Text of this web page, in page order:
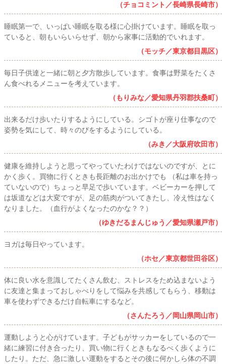
（チョコミント／長崎県長崎市）
睡眠第一で、いっぱい睡眠を取る様に心掛けています。睡眠を取っ
ていると、朝もいらいらせず、朝から家事に活動的でいれます。
（モッチ／東京都目黒区）
毎日子供達と一緒に朝と夕方散歩しています。食事は野菜をたくさ
ん食べれるメニューを考えています。
（もりみな／愛知県丹羽郡扶桑町）
出来るだけ歩いたりするようにしている。シゴトが座り仕事なので
姿勢を気にして、時々のびをするようにしている。
（みき／大阪府吹田市）
健康を維持しようと思ってやっていたわけではないのですが、とに
かく歩く。買物に行くときも長距離のお出かけでも （私は車を持っ
ていないので）ちょっと早足で歩いています。ベビーカーを押して
は坂道などは大変ですが、足の筋肉がついてきたし、冷え性はなく
なりました。（血行がよくなったのかな？？）
（ゆきだるまんじゅう／愛知県瀬戸市）
ヨガは毎日やっています。
（ホセ／東京都世田谷区）
体に良い水を意識してたくさん飲む、ストレスをため込まないよう
に友達と集まっておしゃべりをして悩みを共感してもらう、移動は
車を使わずできるだけ自転車にするなど。
（さんたろう／岡山県岡山市）
運動しようと心がけています。子どもがサッカーをしているので一
緒に練習に付き合ったり、買い物に行くときもなるべく歩くように
したり。ただ、急に激しい運動をするとその後に何かしら体の不調